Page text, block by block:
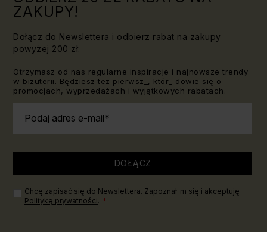
ZAKUPY!
Dołącz do Newslettera i odbierz rabat na zakupy
powyżej 200 zł.
Otrzymasz od nas regularne inspiracje i najnowsze trendy
w biżuterii. Będziesz też pierwsz_, któr_ dowie się o
promocjach, wyprzedażach i wyjątkowych rabatach.
Podaj adres e-mail
DOŁĄCZ
Chcę zapisać się do Newslettera. Zapoznał_m się i akceptuję
Politykę prywatności.